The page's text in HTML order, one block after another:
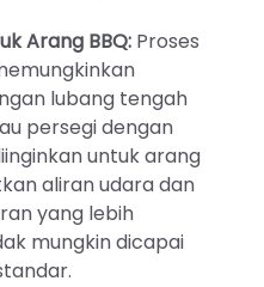
Arang BBQ: Proses
lubang tengah
persegi dengan
untuk arang
aliran udara dan
yang lebih
mungkin dicapai